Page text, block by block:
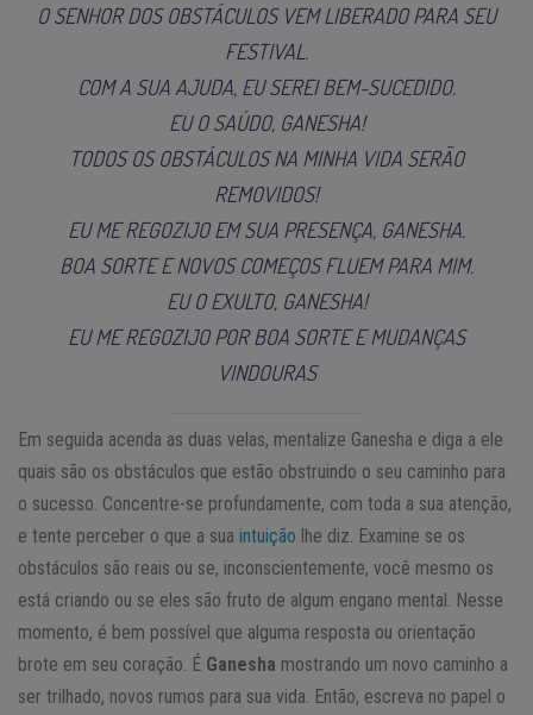
O SENHOR DOS OBSTÁCULOS VEM LIBERADO PARA SEU
FESTIVAL.
COM A SUA AJUDA, EU SEREI BEM-SUCEDIDO.
EU O SAÚDO, GANESHA!
TODOS OS OBSTÁCULOS NA MINHA VIDA SERÃO
REMOVIDOS!
EU ME REGOZIJO EM SUA PRESENÇA, GANESHA.
BOA SORTE E NOVOS COMEÇOS FLUEM PARA MIM.
EU O EXULTO, GANESHA!
EU ME REGOZIJO POR BOA SORTE E MUDANÇAS
VINDOURAS
Em seguida acenda as duas velas, mentalize Ganesha e diga a ele
quais são os obstáculos que estão obstruindo o seu caminho para
o sucesso. Concentre-se profundamente, com toda a sua atenção,
e tente perceber o que a sua intuição lhe diz. Examine se os
obstáculos são reais ou se, inconscientemente, você mesmo os
está criando ou se eles são fruto de algum engano mental. Nesse
momento, é bem possível que alguma resposta ou orientação
brote em seu coração. É Ganesha mostrando um novo caminho a
ser trilhado, novos rumos para sua vida. Então, escreva no papel o